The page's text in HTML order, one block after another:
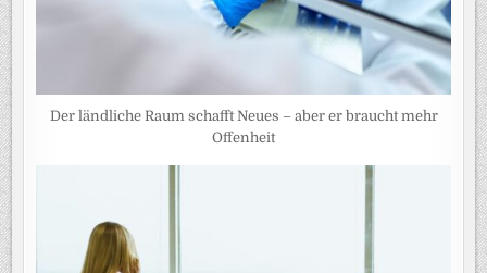
Der ländliche Raum schafft Neues – aber er braucht mehr
Offenheit